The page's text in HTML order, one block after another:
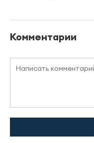
Комментарии